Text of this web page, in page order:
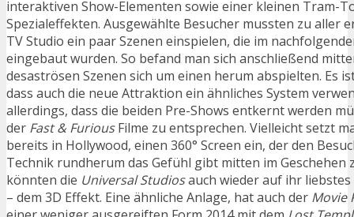
interaktiven Show-Elementen sowie einer kleinen Tram-
Spezialeffekten. Ausgewählte Besucher mussten zu aller
TV Studio ein paar Szenen einspielen, die im
eingebaut wurden. So befand man sich anschließend
desaströsen Szenen sich um einen herum abspielten. Es
dass auch die neue Attraktion ein ähnliches System
allerdings, dass die beiden Pre-Shows entkernt werden
der Fast & FuriousFilme zu entsprechen. Vielleicht setzt
bereits in Hollywood, einen 360° Screen ein, der den
Technik rundherum das Gefühl gibt mitten im Geschehen
könnten die Universal Studiosauch wieder auf ihr
– dem 3D Effekt. Eine ähnliche Anlage, hat auch der Movie